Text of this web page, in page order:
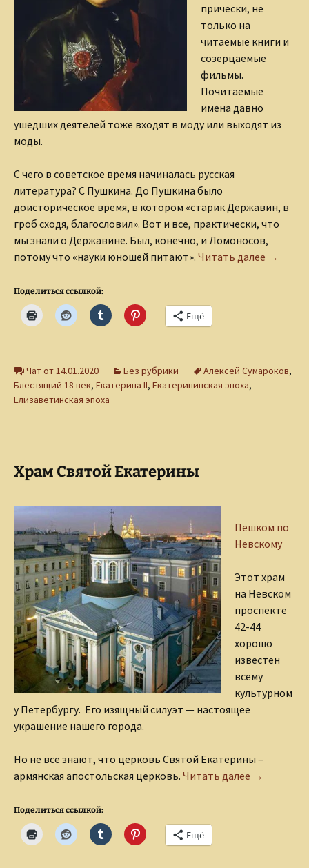
прически, не
только на
читаемые книги и
созерцаемые
фильмы.
Почитаемые
имена давно
ушедших деятелей тоже входят в моду или выходят из
моды.
С чего в советское время начиналась русская
литература? С Пушкина. До Пушкина было
доисторическое время, в котором «старик Державин, в
гроб сходя, благословил». Вот и все, практически, что
мы знали о Державине. Был, конечно, и Ломоносов,
потому что «науки юношей питают». Читать далее →
Поделиться ссылкой:
Ещё
Чат от 14.01.2020 Без рубрики Алексей Сумароков,
Блестящий 18 век, Екатерина II, Екатерининская эпоха,
Елизаветинская эпоха
Храм Святой Екатерины
Пешком по
Невскому
Этот храм
на Невском
проспекте
42-44
хорошо
известен
всему
культурном
у Петербургу. Его изящный силуэт — настоящее
украшение нашего города.
Но не все знают, что церковь Святой Екатерины –
армянская апостольская церковь. Читать далее Храм
→
Поделиться ссылкой:
Ещё